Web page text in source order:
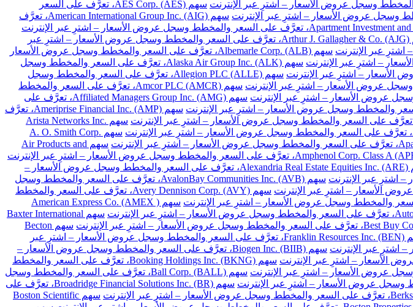
سهم AES Corp. (AES)، تعرَّف على السعر
سهم American International Group Inc. (AIG)، تعرَّف
سهم Arthur J. Gallagher & Co. (AJG)، تعرَّف على السعر والمخطط وسجل عروض الأسعار – اشترِ عبر
سهم Albemarle Corp. (ALB)، تعرَّف على السعر والمخطط وسجل عروض الأسعار
سهم Alaska Air Group Inc. (ALK)، تعرَّف على السعر والمخطط وسجل
سهم Allegion PLC (ALLE)، تعرَّف على السعر والمخطط وسجل
سهم Amcor PLC (AMCR)، تعرَّف على السعر والمخطط
سهم Affiliated Managers Group Inc. (AMG)، تعرَّف على
سهم Ameriprise Financial Inc. (AMP)، تعرَّف
سهم Arista Networks Inc.
سهم A. O. Smith Corp.
سهم Air Products and
سهم Alexandria Real Estate Equities Inc. (ARE)، تعرَّف على السعر والمخطط وسجل عروض الأسعار –
سهم AvalonBay Communities Inc. (AVB)، تعرَّف على السعر والمخطط وسجل
سهم Avery Dennison Corp. (AVY)، تعرَّف على السعر والمخطط
سهم American Express Co. (AMEX )
سهم Baxter International
سهم Becton
سهم Franklin Resources Inc. (BEN)، تعرَّف على السعر والمخطط وسجل عروض الأسعار – اشترِ عبر
سهم Biogen Inc. (BIIB)، تعرَّف على السعر والمخطط وسجل عروض الأسعار –
سهم Booking Holdings Inc. (BKNG)، تعرَّف على السعر والمخطط
سهم Ball Corp. (BALL)، تعرَّف على السعر والمخطط وسجل
سهم Broadridge Financial Solutions Inc. (BR)، تعرَّف على
سهم Boston Scientific